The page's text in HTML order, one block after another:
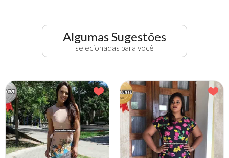
Algumas Sugestões
selecionadas para você